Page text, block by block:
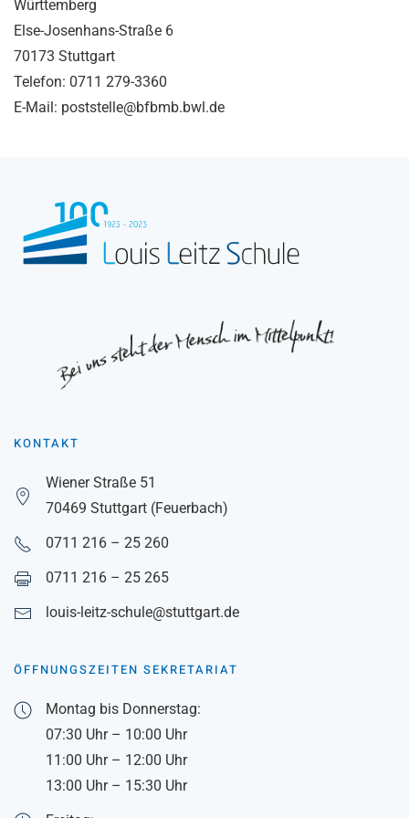
Württemberg
Else-Josenhans-Straße 6
70173 Stuttgart
Telefon: 0711 279-3360
E-Mail: poststelle@bfbmb.bwl.de
KONTAKT
Wiener Straße 51
70469 Stuttgart (Feuerbach)
0711 216 – 25 260
0711 216 – 25 265
louis-leitz-schule@stuttgart.de
ÖFFNUNGSZEITEN SEKRETARIAT
Montag bis Donnerstag:
07:30 Uhr – 10:00 Uhr
11:00 Uhr – 12:00 Uhr
13:00 Uhr – 15:30 Uhr